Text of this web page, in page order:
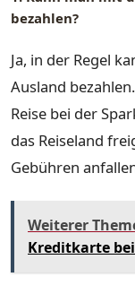
bezahlen?
Ja, in der Regel
Ausland
Reise bei der
das Reiseland
Gebühren
Weiterer
Kreditkarte